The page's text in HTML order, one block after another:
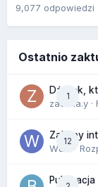
9,077 odpowiedzi
Ostatnio
1
Dźwięk,
zackr.a.y
12
Zakupy
Wula
·